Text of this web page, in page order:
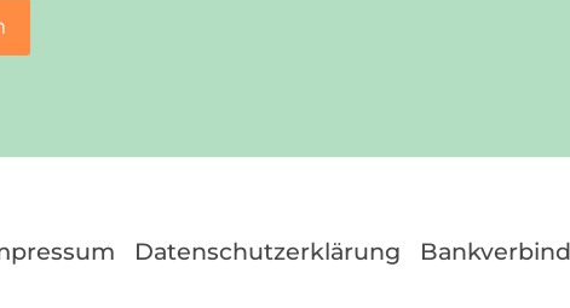
Datenschutzerklärung